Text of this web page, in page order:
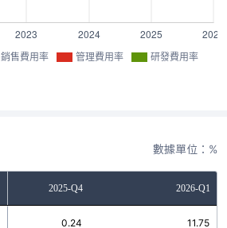
銷售費用率 管理費用率 研發費用率
數據單位：%
2025-Q4 2026-Q1
0.24 11.75